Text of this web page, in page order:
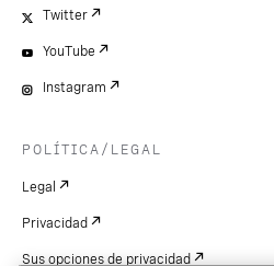
Twitter
YouTube
Instagram
POLÍTICA/LEGAL
Legal
Privacidad
Sus opciones de privacidad